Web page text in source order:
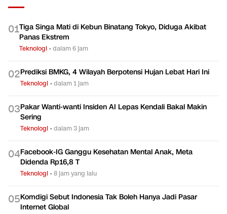
01Tiga Singa Mati di Kebun Binatang Tokyo, Diduga Akibat
Panas Ekstrem
Teknologi •dalam 6 jam
02Prediksi BMKG, 4 Wilayah Berpotensi Hujan Lebat Hari Ini
Teknologi •dalam 1 jam
03Pakar Wanti-wanti Insiden AI Lepas Kendali Bakal Makin
Sering
Teknologi •dalam 3 jam
04Facebook-IG Ganggu Kesehatan Mental Anak, Meta
Didenda Rp16,8 T
Teknologi •8 jam yang lalu
05Komdigi Sebut Indonesia Tak Boleh Hanya Jadi Pasar
Internet Global